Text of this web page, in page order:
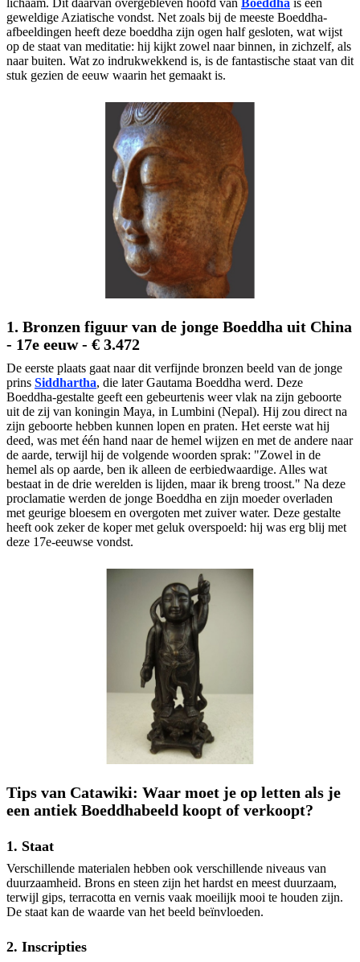
lichaam. Dit daarvan overgebleven hoofd van Boeddha is een
geweldige Aziatische vondst. Net zoals bij de meeste Boeddha-
afbeeldingen heeft deze boeddha zijn ogen half gesloten, wat wijst
op de staat van meditatie: hij kijkt zowel naar binnen, in zichzelf, als
naar buiten. Wat zo indrukwekkend is, is de fantastische staat van dit
stuk gezien de eeuw waarin het gemaakt is.
1. Bronzen figuur van de jonge Boeddha uit China
- 17e eeuw - € 3.472
De eerste plaats gaat naar dit verfijnde bronzen beeld van de jonge
prins Siddhartha, die later Gautama Boeddha werd. Deze
Boeddha-gestalte geeft een gebeurtenis weer vlak na zijn geboorte
uit de zij van koningin Maya, in Lumbini (Nepal). Hij zou direct na
zijn geboorte hebben kunnen lopen en praten. Het eerste wat hij
deed, was met één hand naar de hemel wijzen en met de andere naar
de aarde, terwijl hij de volgende woorden sprak: "Zowel in de
hemel als op aarde, ben ik alleen de eerbiedwaardige. Alles wat
bestaat in de drie werelden is lijden, maar ik breng troost." Na deze
proclamatie werden de jonge Boeddha en zijn moeder overladen
met geurige bloesem en overgoten met zuiver water. Deze gestalte
heeft ook zeker de koper met geluk overspoeld: hij was erg blij met
deze 17e-eeuwse vondst.
Tips van Catawiki: Waar moet je op letten als je
een antiek Boeddhabeeld koopt of verkoopt?
1. Staat
Verschillende materialen hebben ook verschillende niveaus van
duurzaamheid. Brons en steen zijn het hardst en meest duurzaam,
terwijl gips, terracotta en vernis vaak moeilijk mooi te houden zijn.
De staat kan de waarde van het beeld beïnvloeden.
2. Inscripties